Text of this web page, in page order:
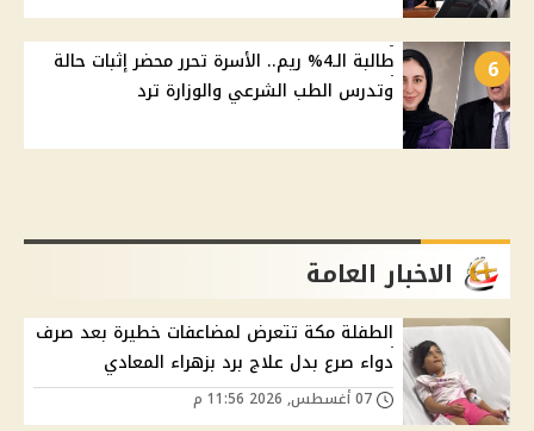
6
طالبة الـ4% ريم.. الأسرة تحرر محضر إثبات حالة
وتدرس الطب الشرعي والوزارة ترد
الاخبار العامة
الطفلة مكة تتعرض لمضاعفات خطيرة بعد صرف
دواء صرع بدل علاج برد بزهراء المعادي